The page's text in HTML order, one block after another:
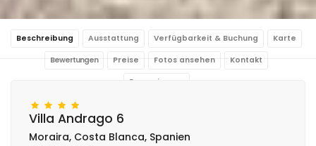
Beschreibung Ausstattung Verfügbarkeit & Buchung Karte
Bewertungen Preise Fotos ansehen Kontakt
Reservierung
Villa Andrago 6
Moraira, Costa Blanca, Spanien